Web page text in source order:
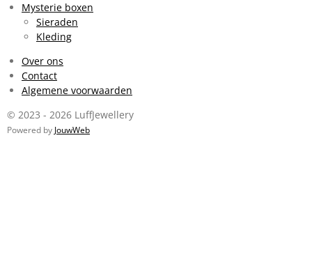
Mysterie boxen
Sieraden
Kleding
Over ons
Contact
Algemene voorwaarden
© 2023 - 2026 LuffJewellery
Powered by JouwWeb